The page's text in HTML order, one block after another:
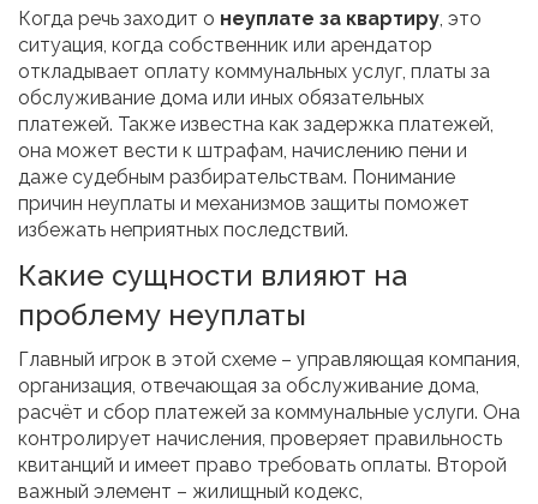
Когда речь заходит о неуплате за квартиру, это
ситуация, когда собственник или арендатор
откладывает оплату коммунальных услуг, платы за
обслуживание дома или иных обязательных
платежей. Также известна как задержка платежей,
она может вести к штрафам, начислению пени и
даже судебным разбирательствам. Понимание
причин неуплаты и механизмов защиты поможет
избежать неприятных последствий.
Какие сущности влияют на
проблему неуплаты
Главный игрок в этой схеме – управляющая компания,
организация, отвечающая за обслуживание дома,
расчёт и сбор платежей за коммунальные услуги. Она
контролирует начисления, проверяет правильность
квитанций и имеет право требовать оплаты. Второй
важный элемент – жилищный кодекс,